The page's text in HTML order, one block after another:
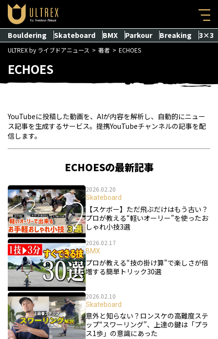
Bouldering Skateboard BMX Parkour Breaking 3×3
ULTREX by ライブドアニュース 著者 ECHOES
ECHOES
YouTubeに投稿した動画を、AIが内容を解析し、自動的にニュー
ス記事を生成するサービス。提携YouTubeチャンネルの記事を配
信します。
ECHOESの最新記事
2026.02.20
Skateboard
【スケボー】ただ飛ぶだけはもう古い？
プロが教える“軽いオーリー”を使ったお
しゃれ小技3選
2026.02.17
BMX
プロが教える“技の掛け算”で楽しさが倍
増する簡単トリック30選
2026.02.10
Skateboard
意外と知らない？ロンスケの高難度ステ
ップ“スワーリング”、上達の鍵は「プラ
ス1歩」の意識にあった